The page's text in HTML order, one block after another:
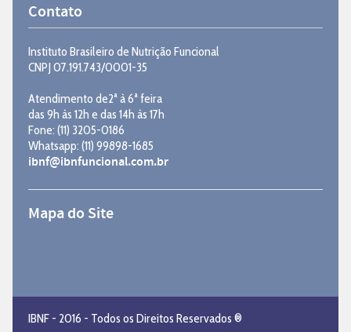
Contato
Instituto Brasileiro de Nutrição Funcional
CNPJ 07.191.743/0001-35
Atendimento de2ª à 6ª feira
das 9h às 12h e das 14h às 17h
Fone: (11) 3205-0186
Whatsapp: (11) 99898-1685
ibnf@ibnfuncional.com.br
Mapa do Site
IBNF - 2016 - Todos os Direitos Reservados ®